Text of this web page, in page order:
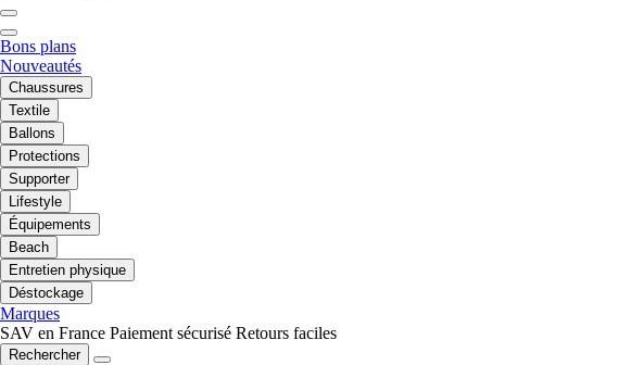
Bons plans
Nouveautés
Chaussures
Textile
Ballons
Protections
Supporter
Lifestyle
Équipements
Beach
Entretien physique
Déstockage
Marques
SAV en France Paiement sécurisé Retours faciles
Rechercher